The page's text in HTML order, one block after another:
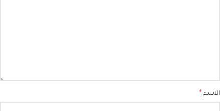
الاسم *